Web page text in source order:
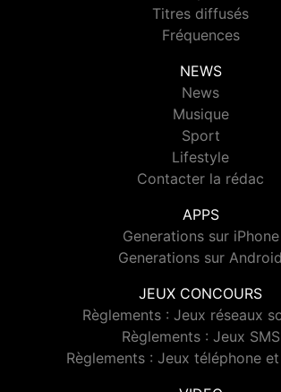
Titres diffusés
Fréquences
NEWS
News
Musique
Sport
Lifestyle
Contacter la rédac
APPS
Generations sur iPhone
Generations sur Android
JEUX CONCOURS
Règlements : Jeux réseaux
Règlements : Jeux SMS
Règlements : Jeux téléphone